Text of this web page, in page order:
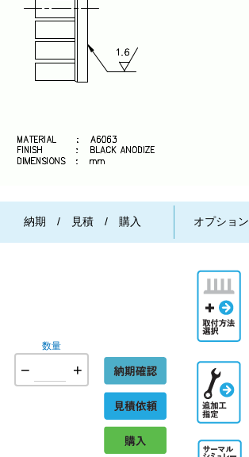
納期 / 見積 / 購入 オプション
数量
− + 納期確認
見積依頼
購入
取付方法
選択
追加工指
定
Thermal